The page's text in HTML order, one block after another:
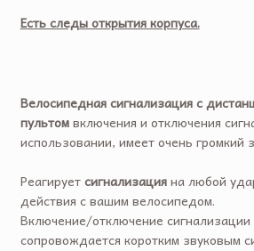
Есть следы открытия корпуса.
Велосипедная сигнализация с
пультомвключения и отключения
использовании, имеет очень громкий
Реагируетсигнализацияна любой
действия с вашим велосипедом.
Включение/отключение сигнализации
сопровождается коротким звуковым